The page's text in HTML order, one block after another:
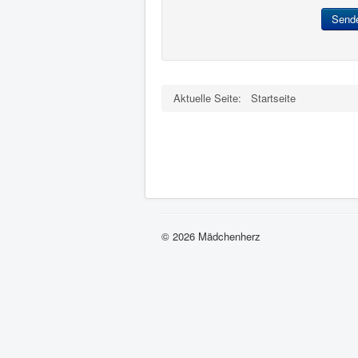
Aktuelle Seite: Startseite
© 2026 Mädchenherz